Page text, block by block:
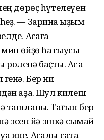
дөрөҫ һүтелеүен
— Зарина ҡыҙым
Аҡсаға
мин өйҙө һатыусы
баҫтыҡ. Аҡса
генә. Бер ни
аҙаҡ. Шул килеш
ташланыҡ. Тағын бер
эсеп йә эшкә сыҡмай
ине. Аҡсалы саҡта